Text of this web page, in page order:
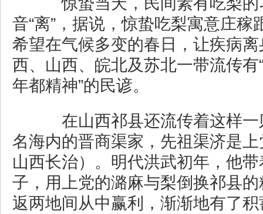
音“离”，据说，惊蛰吃梨寓意庄稼
希望在气候多变的春日，让疾病
西、山西、皖北及苏北一带流传有
年都精神”的民谚。
在山西祁县还流传着这样一
名海内的晋商渠家，先祖渠济是
山西长治）。明代洪武初年，他
子，用上党的潞麻与梨倒换祁县
返两地间从中赢利，渐渐地有了